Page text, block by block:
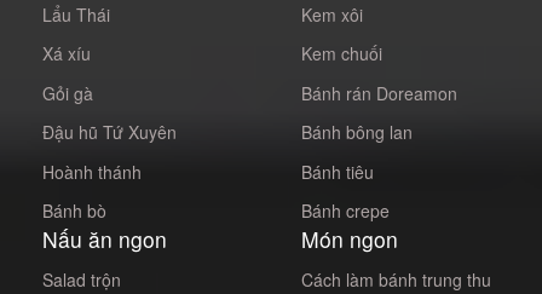
Lẩu Thái
Xá xíu
Gỏi gà
Đậu hũ Tứ Xuyên
Hoành thánh
Bánh bò
Kem xôi
Kem chuối
Bánh rán Doreamon
Bánh bông lan
Bánh tiêu
Bánh crepe
Nấu ăn ngon
Salad trộn
Món ngon
Cách làm bánh trung thu